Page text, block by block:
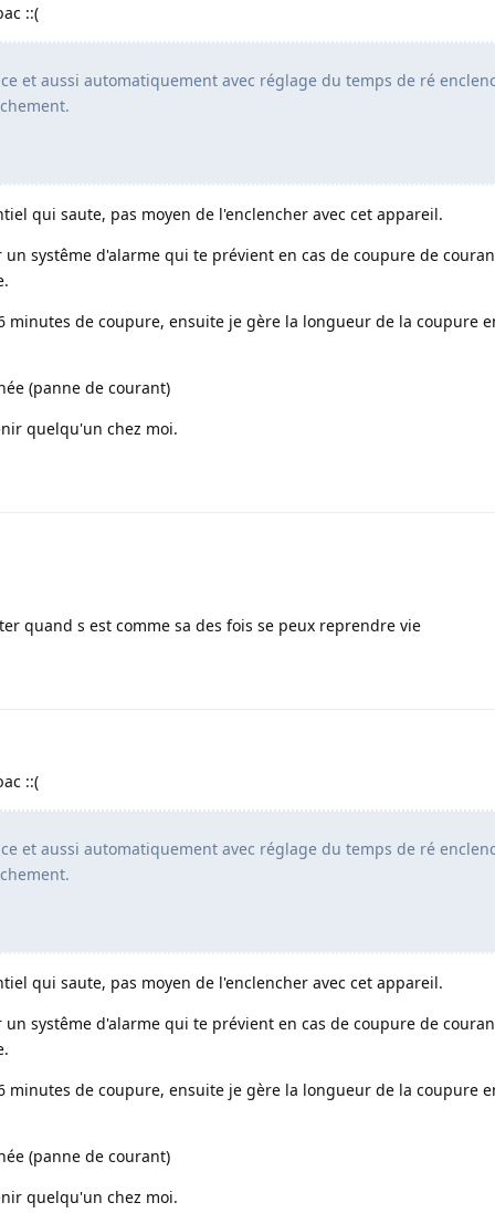
::(
et aussi automatiquement avec réglage du temps de ré
qui saute, pas moyen de l'enclencher avec cet appareil.
systême d'alarme qui te prévient en cas de coupure de
minutes de coupure, ensuite je gère la longueur de la coupure
(panne de courant)
quelqu'un chez moi.
quand s est comme sa des fois se peux reprendre vie
::(
et aussi automatiquement avec réglage du temps de ré
qui saute, pas moyen de l'enclencher avec cet appareil.
systême d'alarme qui te prévient en cas de coupure de
minutes de coupure, ensuite je gère la longueur de la coupure
(panne de courant)
quelqu'un chez moi.